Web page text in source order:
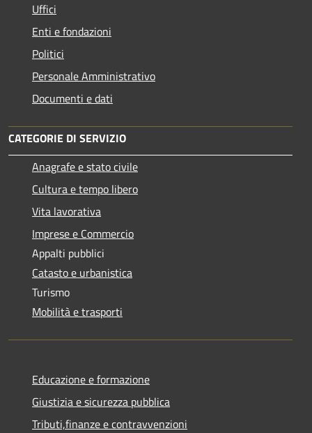
Uffici
Enti e fondazioni
Politici
Personale Amministrativo
Documenti e dati
CATEGORIE DI SERVIZIO
Anagrafe e stato civile
Cultura e tempo libero
Vita lavorativa
Imprese e Commercio
Appalti pubblici
Catasto e urbanistica
Turismo
Mobilità e trasporti
Educazione e formazione
Giustizia e sicurezza pubblica
Tributi,finanze e contravvenzioni